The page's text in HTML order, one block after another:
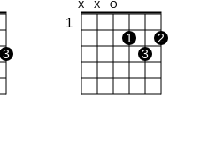
3
X X O
1
1
2
3